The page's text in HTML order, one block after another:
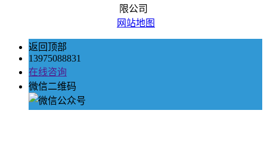
限公司
网站地图
返回顶部
13975088831
在线咨询
微信二维码